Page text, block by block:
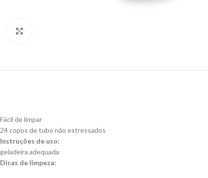
Fácil de limpar
24 copos de tubo não estressados
Instruções de uso:
geladeira adequada
Dicas de limpeza: